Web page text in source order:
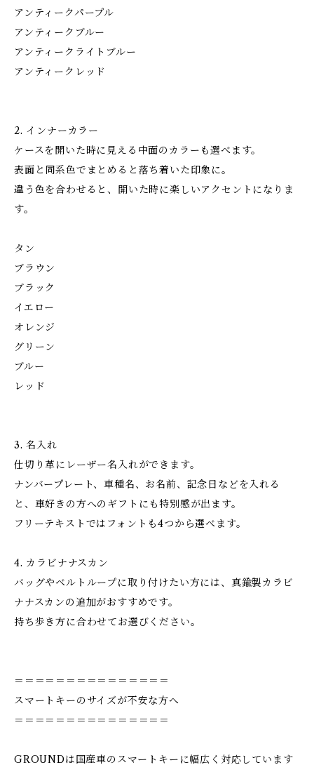
アンティークパープル
アンティークブルー
アンティークライトブルー
アンティークレッド
2. インナーカラー
ケースを開いた時に見える中面のカラーも選べます。
表面と同系色でまとめると落ち着いた印象に。
違う色を合わせると、開いた時に楽しいアクセントになりま
す。
タン
ブラウン
ブラック
イエロー
オレンジ
グリーン
ブルー
レッド
3. 名入れ
仕切り革にレーザー名入れができます。
ナンバープレート、車種名、お名前、記念日などを入れる
と、車好きの方へのギフトにも特別感が出ます。
フリーテキストではフォントも4つから選べます。
4. カラビナナスカン
バッグやベルトループに取り付けたい方には、真鍮製カラビ
ナナスカンの追加がおすすめです。
持ち歩き方に合わせてお選びください。
＝＝＝＝＝＝＝＝＝＝＝＝＝＝＝
スマートキーのサイズが不安な方へ
＝＝＝＝＝＝＝＝＝＝＝＝＝＝＝
GROUNDは国産車のスマートキーに幅広く対応しています